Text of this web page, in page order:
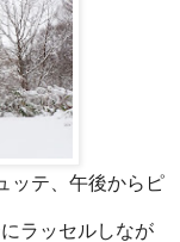
ッテ、午後からピ
ラッセルしなが